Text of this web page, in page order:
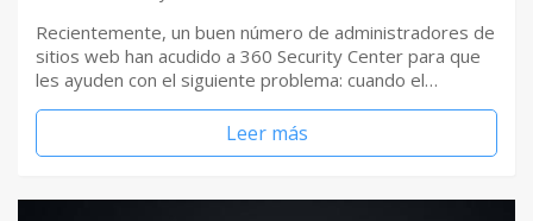
Recientemente, un buen número de administradores de
sitios web han acudido a 360 Security Center para que
les ayuden con el siguiente problema: cuando el…
Leer más